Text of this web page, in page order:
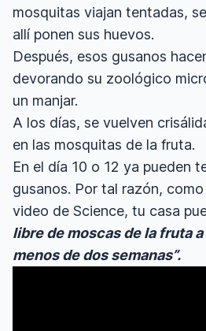
mosquitas viajan tentadas,
allí ponen sus huevos.
Después, esos gusanos
devorando su zoológico
un manjar.
A los días, se vuelven
en las mosquitas de la fruta.
En el día 10 o 12 ya pueden
gusanos. Por tal razón,
video de Science, tu casa
libre de moscas de la fruta
menos de dos semanas”.